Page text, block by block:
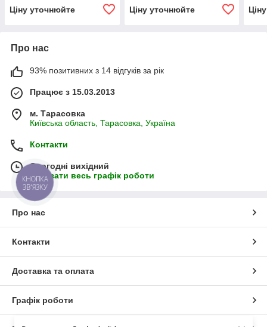
Ціну уточнюйте Ціну уточнюйте
Про нас
93% позитивних з 14 відгуків за рік
Працює з 15.03.2013
м. Тарасовка
Київська область, Тарасовка, Україна
Контакти
Сьогодні вихідний
Показати весь графік роботи
Про нас
Контакти
Доставка та оплата
Графік роботи
КНОПКА
ЗВ'ЯЗКУ